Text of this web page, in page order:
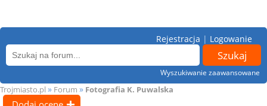
Wyszukiwanie zaawansowane
Rejestracja | Logowanie
Trojmiasto.pl » Forum » Fotografia K. Puwalska